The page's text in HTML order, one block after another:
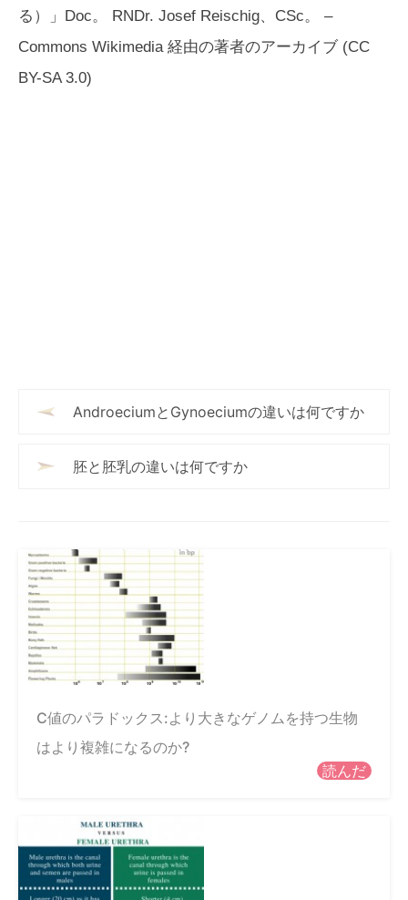
る）」Doc。 RNDr. Josef Reischig、CSc。 –
Commons Wikimedia 経由の著者のアーカイブ (CC
BY-SA 3.0)
AndroeciumとGynoeciumの違いは何ですか
胚と胚乳の違いは何ですか
C値のパラドックス:より大きなゲノムを持つ生物
はより複雑になるのか?
読んだ